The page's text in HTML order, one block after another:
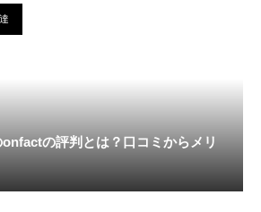
の評判とは？口コミからメリ